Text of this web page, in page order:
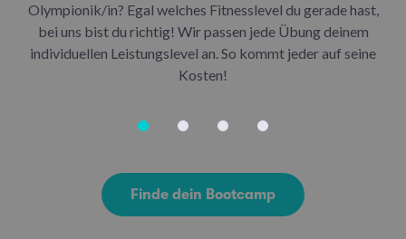
Olympionik/in? Egal welches Fitnesslevel du gerade hast,
bei uns bist du richtig! Wir passen jede Übung deinem
individuellen Leistungslevel an. So kommt jeder auf seine
Kosten!
Finde dein Bootcamp